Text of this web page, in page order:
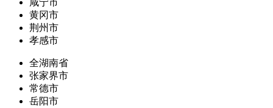
咸宁市
黄冈市
荆州市
孝感市
全湖南省
张家界市
常德市
岳阳市